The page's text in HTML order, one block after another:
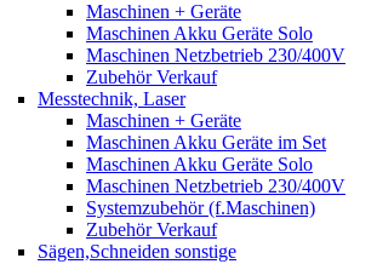
Maschinen + Geräte
Maschinen Akku Geräte Solo
Maschinen Netzbetrieb 230/400V
Zubehör Verkauf
Messtechnik, Laser
Maschinen + Geräte
Maschinen Akku Geräte im Set
Maschinen Akku Geräte Solo
Maschinen Netzbetrieb 230/400V
Systemzubehör (f.Maschinen)
Zubehör Verkauf
Sägen,Schneiden sonstige